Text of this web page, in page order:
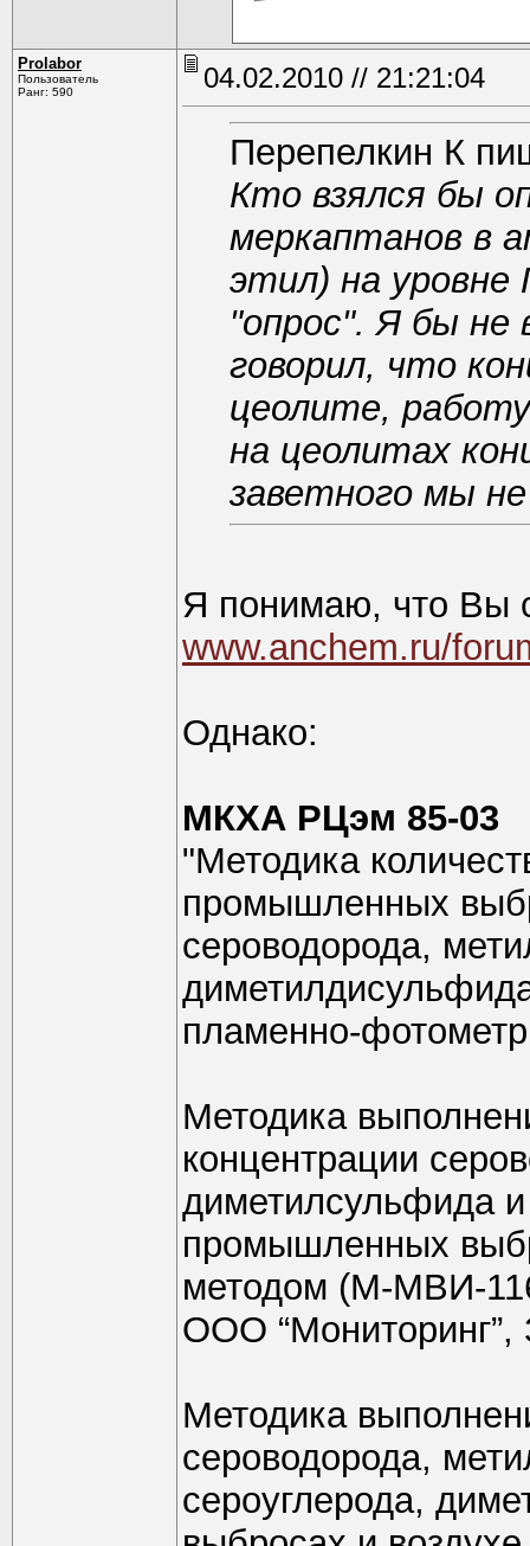
Prolabor
Пользователь
Ранг: 590
04.02.2010 // 21:21:04
Перепелкин К
Кто взялся бы
меркаптанов в
этил) на
"опрос". Я бы не
говорил, что
цеолите,
на цеолитах
заветного мы
Я понимаю, что Вы
www.anchem.ru/
Однако:
МКХА РЦэм 85-03
"Методика
промышленных
сероводорода,
пламенно-
Методика
концентрации
диметилсульфида
промышленных
методом (М-МВИ-
ООО
Методика
сероводорода,
сероуглерода,